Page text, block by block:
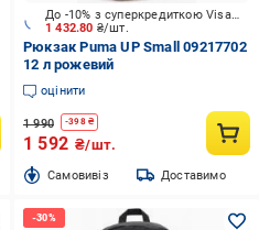
1 432.80 ₴/шт.
До -10% з суперкредиткою Visa Вигода
Рюкзак Puma UP Small 09217702
12 л рожевий
оцінити
1 990 -398₴
1 592 ₴/шт.
Cамовивіз Доставимо